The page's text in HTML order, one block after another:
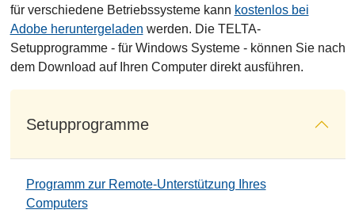
für verschiedene Betriebssysteme kann kostenlos bei
Adobe heruntergeladen werden. Die TELTA-
Setupprogramme - für Windows Systeme - können Sie nach
dem Download auf Ihren Computer direkt ausführen.
Setupprogramme
Programm zur Remote-Unterstützung Ihres
Computers